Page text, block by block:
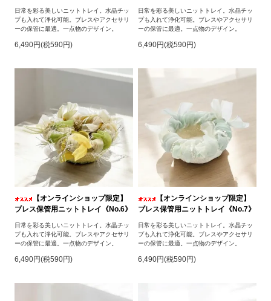
日常を彩る美しいニットトレイ。水晶チッ
プも入れて浄化可能。ブレスやアクセサリ
ーの保管に最適。一点物のデザイン。
6,490円(税590円)
日常を彩る美しいニットトレイ。水晶チッ
プも入れて浄化可能。ブレスやアクセサリ
ーの保管に最適。一点物のデザイン。
6,490円(税590円)
【オンラインショップ限定】
ブレス保管用ニットトレイ《No.6》
日常を彩る美しいニットトレイ。水晶チッ
プも入れて浄化可能。ブレスやアクセサリ
ーの保管に最適。一点物のデザイン。
6,490円(税590円)
【オンラインショップ限定】
ブレス保管用ニットトレイ《No.7》
日常を彩る美しいニットトレイ。水晶チッ
プも入れて浄化可能。ブレスやアクセサリ
ーの保管に最適。一点物のデザイン。
6,490円(税590円)